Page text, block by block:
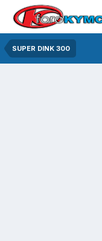
SUPER DINK 300